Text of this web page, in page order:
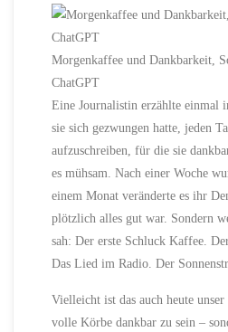
Morgenkaffee und Dankbarkeit,
ChatGPT
Eine Journalistin erzählte einmal
sie sich gezwungen hatte, jeden
aufzuschreiben, für die sie
es mühsam. Nach einer Woche
einem Monat veränderte es ihr
plötzlich alles gut war. Sondern
sah: Der erste Schluck Kaffee.
Das Lied im Radio. Der
Vielleicht ist das auch heute
volle Körbe dankbar zu sein –